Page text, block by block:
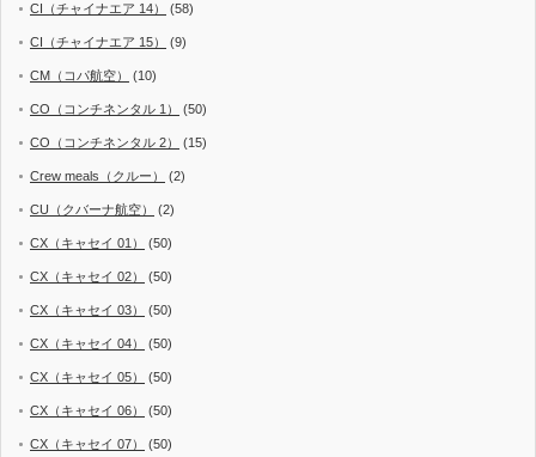
CI（チャイナエア 14） (58)
CI（チャイナエア 15） (9)
CM（コパ航空） (10)
CO（コンチネンタル 1） (50)
CO（コンチネンタル 2） (15)
Crew meals（クルー） (2)
CU（クバーナ航空） (2)
CX（キャセイ 01） (50)
CX（キャセイ 02） (50)
CX（キャセイ 03） (50)
CX（キャセイ 04） (50)
CX（キャセイ 05） (50)
CX（キャセイ 06） (50)
CX（キャセイ 07） (50)